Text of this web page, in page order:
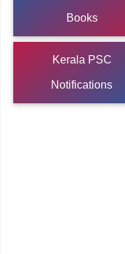
Books
Kerala PSC
Notifications